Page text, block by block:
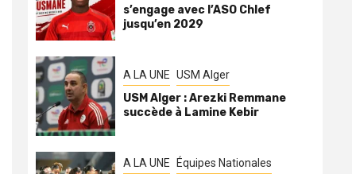
s’engage avec l’ASO Chlef
jusqu’en 2029
A LA UNE USM Alger
USM Alger : Arezki Remmane
succède à Lamine Kebir
A LA UNE Équipes Nationales